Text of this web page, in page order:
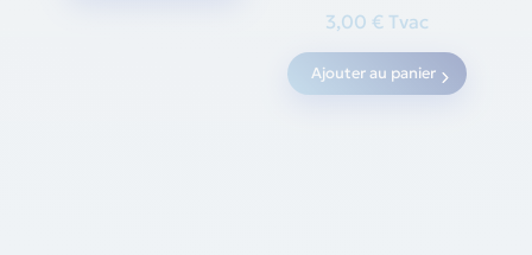
3,00 € Tvac
Ajouter au panier